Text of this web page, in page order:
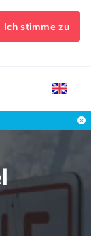
Ich stimme zu